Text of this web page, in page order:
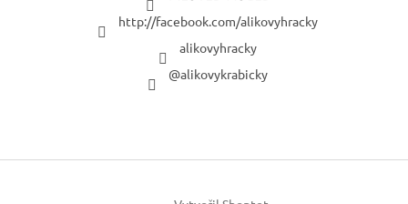
http://facebook.com/alikovyhracky
alikovyhracky
@alikovykrabicky